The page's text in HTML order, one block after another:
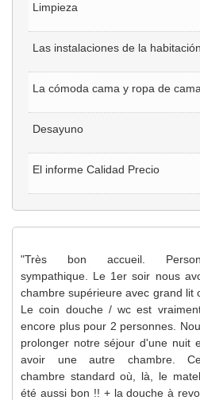
Limpieza
Las instalaciones de la habitación
La cómoda cama y ropa de cama
Desayuno
El informe Calidad Precio
"Très bon accueil.
sympathique. Le 1er soir nous
chambre supérieure avec grand lit
Le coin douche / wc est
encore plus pour 2 personnes.
prolonger notre séjour d'une nuit
avoir une autre chambre.
chambre standard où, là, le
été aussi bon !! + la douche à